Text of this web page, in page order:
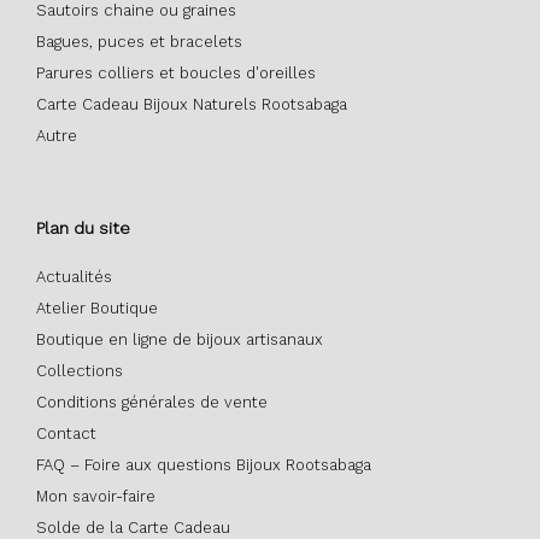
Sautoirs chaine ou graines
Bagues, puces et bracelets
Parures colliers et boucles d'oreilles
Carte Cadeau Bijoux Naturels Rootsabaga
Autre
Plan du site
Actualités
Atelier Boutique
Boutique en ligne de bijoux artisanaux
Collections
Conditions générales de vente
Contact
FAQ – Foire aux questions Bijoux Rootsabaga
Mon savoir-faire
Solde de la Carte Cadeau